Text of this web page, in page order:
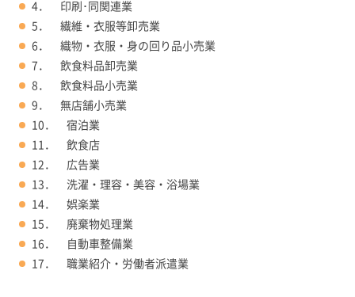
4． 印刷･同関連業
5． 繊維・衣服等卸売業
6． 織物・衣服・身の回り品小売業
7． 飲食料品卸売業
8． 飲食料品小売業
9． 無店舗小売業
10． 宿泊業
11． 飲食店
12． 広告業
13． 洗濯・理容・美容・浴場業
14． 娯楽業
15． 廃棄物処理業
16． 自動車整備業
17． 職業紹介・労働者派遣業